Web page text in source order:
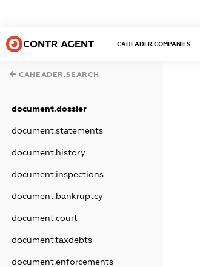
CONTR AGENT CAHEADER.COMPANIES
CAHEADER.SEARCH
document.dossier
document.statements
document.history
document.inspections
document.bankruptcy
document.court
document.taxdebts
document.enforcements